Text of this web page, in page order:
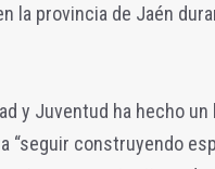
la provincia de Jaén
y Juventud ha hecho un
“seguir construyendo